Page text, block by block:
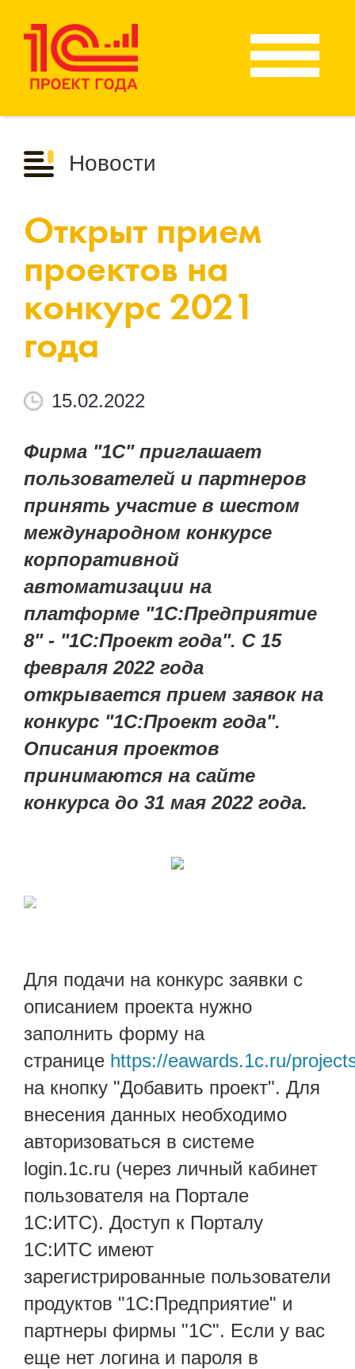
Новости
Открыт прием
проектов на
конкурс 2021
года
15.02.2022
Фирма "1С" приглашает
пользователей и партнеров
принять участие в шестом
международном конкурсе
корпоративной
автоматизации на
платформе "1С:Предприятие
8" - "1С:Проект года". С 15
февраля 2022 года
открывается прием заявок на
конкурс "1С:Проект года".
Описания проектов
принимаются на сайте
конкурса до 31 мая 2022 года.
Для подачи на конкурс заявки с
описанием проекта нужно
заполнить форму на
странице https://eawards.1c.ru/
на кнопку "Добавить проект". Для
внесения данных необходимо
авторизоваться в системе
login.1c.ru (через личный кабинет
пользователя на Портале
1С:ИТС). Доступ к Порталу
1С:ИТС имеют
зарегистрированные пользователи
продуктов "1С:Предприятие" и
партнеры фирмы "1С". Если у вас
еще нет логина и пароля в